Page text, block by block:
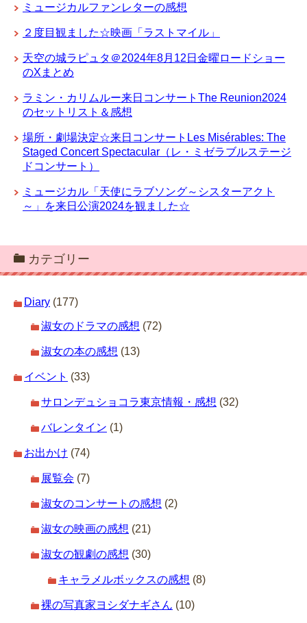
ミュージカルファンレターの感想
２度目観ました☆映画「ラストマイル」
天空の城ラピュタ＠2024年8月12日金曜ロードショー
のXまとめ
ラミン・カリムルー来日コンサートThe Reunion2024
のセットリスト＆感想
場所・劇場決定☆来日コンサートLes Misérables: The
Staged Concert Spectacular（レ・ミゼラブルステージ
ドコンサート）
ミュージカル「天使にラブソング～シスターアクト
～」を来日公演2024を観ました☆
カテゴリー
Diary (177)
淑女のドラマの感想 (72)
淑女の本の感想 (13)
イベント (33)
サロンデュショコラ東京情報・感想 (32)
バレンタイン (1)
お出かけ (74)
展覧会 (7)
淑女のコンサートの感想 (2)
淑女の映画の感想 (21)
淑女の観劇の感想 (30)
キャラメルボックスの感想 (8)
裸の写真家ヨシダナギさん (10)